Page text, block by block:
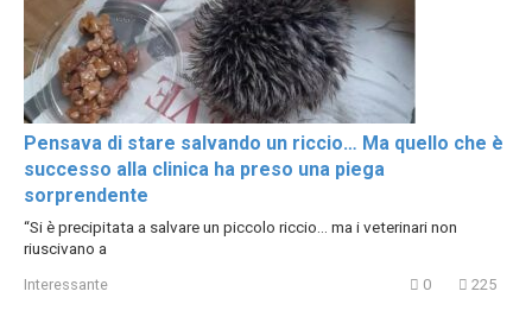
Pensava di stare salvando un riccio… Ma quello che è
successo alla clinica ha preso una piega
sorprendente
“Si è precipitata a salvare un piccolo riccio… ma i veterinari non
riuscivano a
Interessante 0 225